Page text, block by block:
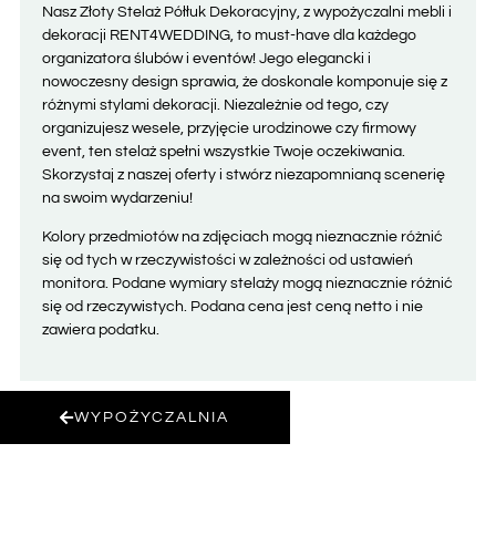
Nasz Złoty Stelaż Półłuk Dekoracyjny, z wypożyczalni mebli i
dekoracji RENT4WEDDING, to must-have dla każdego
organizatora ślubów i eventów! Jego elegancki i
nowoczesny design sprawia, że doskonale komponuje się z
różnymi stylami dekoracji. Niezależnie od tego, czy
organizujesz wesele, przyjęcie urodzinowe czy firmowy
event, ten stelaż spełni wszystkie Twoje oczekiwania.
Skorzystaj z naszej oferty i stwórz niezapomnianą scenerię
na swoim wydarzeniu!
Kolory przedmiotów na zdjęciach mogą nieznacznie różnić
się od tych w rzeczywistości w zależności od ustawień
monitora. Podane wymiary stelaży mogą nieznacznie różnić
się od rzeczywistych. Podana cena jest ceną netto i nie
zawiera podatku.
WYPOŻYCZALNIA